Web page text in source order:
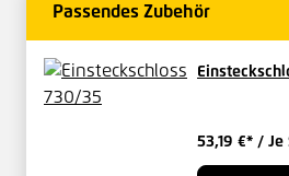
Passendes Zubehör
53,19 €* / Je